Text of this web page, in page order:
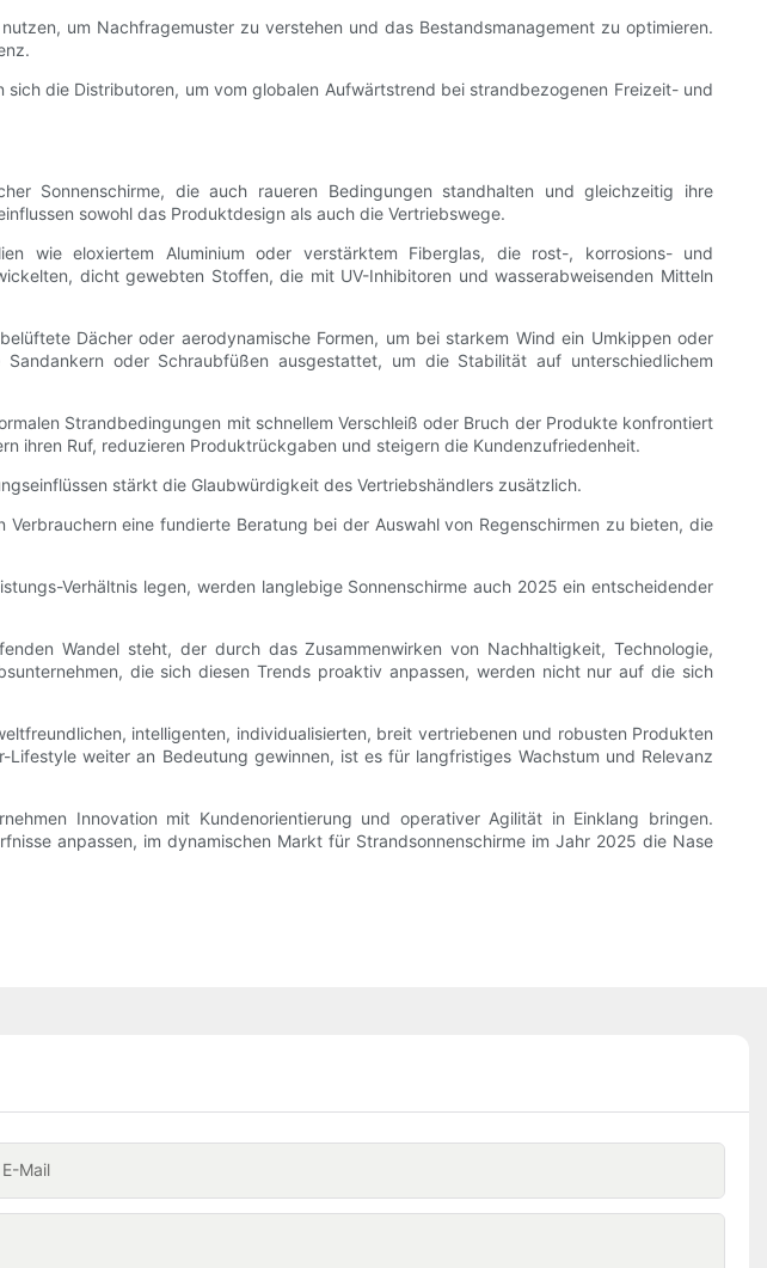
um Nachfragemuster zu verstehen und das Bestandsmanagement zu optimieren.
die Distributoren, um vom globalen Aufwärtstrend bei strandbezogenen Freizeit- und
Sonnenschirme, die auch raueren Bedingungen standhalten und gleichzeitig ihre
sowohl das Produktdesign als auch die Vertriebswege.
wie eloxiertem Aluminium oder verstärktem Fiberglas, die rost-, korrosions- und
dicht gewebten Stoffen, die mit UV-Inhibitoren und wasserabweisenden Mitteln
Dächer oder aerodynamische Formen, um bei starkem Wind ein Umkippen oder
oder Schraubfüßen ausgestattet, um die Stabilität auf unterschiedlichem
Strandbedingungen mit schnellem Verschleiß oder Bruch der Produkte konfrontiert
ihren Ruf, reduzieren Produktrückgaben und steigern die Kundenzufriedenheit.
stärkt die Glaubwürdigkeit des Vertriebshändlers zusätzlich.
eine fundierte Beratung bei der Auswahl von Regenschirmen zu bieten, die
Verhältnis legen, werden langlebige Sonnenschirme auch 2025 ein entscheidender
Wandel steht, der durch das Zusammenwirken von Nachhaltigkeit, Technologie,
die sich diesen Trends proaktiv anpassen, werden nicht nur auf die sich
intelligenten, individualisierten, breit vertriebenen und robusten Produkten
weiter an Bedeutung gewinnen, ist es für langfristiges Wachstum und Relevanz
Innovation mit Kundenorientierung und operativer Agilität in Einklang bringen.
anpassen, im dynamischen Markt für Strandsonnenschirme im Jahr 2025 die Nase
E-Mail